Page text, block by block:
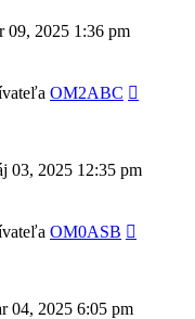
09, 2025 1:36 pm
OM2ABC
03, 2025 12:35 pm
OM0ASB
04, 2025 6:05 pm